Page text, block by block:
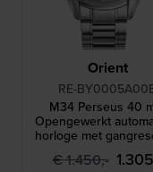
Orient
RE-
M34 Perseus 40
Opengewerkt
horloge met
indicator
€ 1.450,-